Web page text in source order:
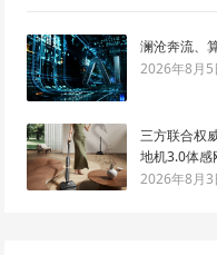
澜沧奔流、
2026年8月5
三方联合权
地机3.0体感
2026年8月3